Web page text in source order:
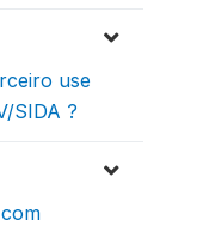
use
SIDA ?